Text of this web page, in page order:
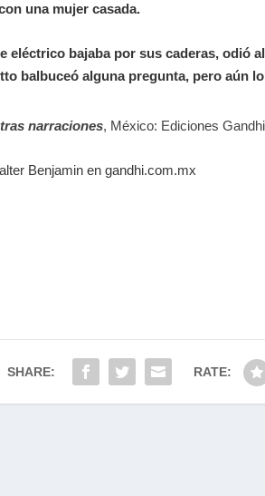
una mujer casada.
eléctrico bajaba por sus caderas, odió
balbuceó alguna pregunta, pero aún
narraciones, México: Ediciones
Benjamin en gandhi.com.mx
SHARE: RATE: